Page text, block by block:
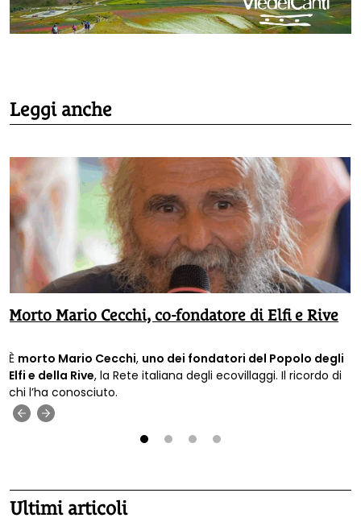
Leggi anche
Morto Mario Cecchi, co-fondatore di Elfi e Rive
È morto Mario Cecchi, uno dei fondatori del Popolo degli
Elfi e della Rive, la Rete italiana degli ecovillaggi. Il ricordo di
chi l’ha conosciuto.
Ultimi articoli